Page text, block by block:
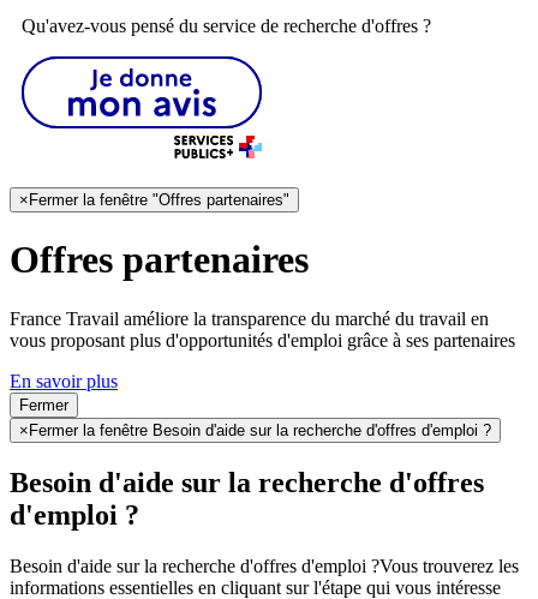
Qu'avez-vous pensé du service de recherche d'offres ?
× Fermer la fenêtre "Offres partenaires"
Offres partenaires
France Travail améliore la transparence du marché du travail en
vous proposant plus d'opportunités d'emploi grâce à ses partenaires
En savoir plus
Fermer
×Fermer la fenêtre Besoin d'aide sur la recherche d'offres d'emploi ?
Besoin d'aide sur la recherche d'offres
d'emploi ?
Besoin d'aide sur la recherche d'offres d'emploi ?Vous trouverez les
informations essentielles en cliquant sur l'étape qui vous intéresse